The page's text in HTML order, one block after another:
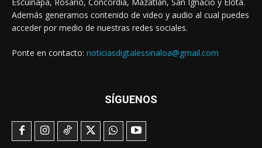
Además generamos contenido de video y audio al cual puedes
acceder por medio de nuestras redes sociales.
Ponte en contacto: noticiasdigtalessinaloa@gmail.com
SÍGUENOS